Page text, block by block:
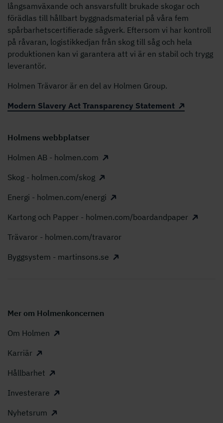
långsamväxande och ansvarsfullt brukade skogar och
förädlas till hållbart byggnadsmaterial på våra fem
spårbarhetscertifierade sågverk. Eftersom vi har kontroll
på råvaran, logistikkedjan från skog till såg och hela
produktionen kan vi garantera att vi är en stabil och trygg
leverantör.
Holmen Trävaror är en del av Holmen Group.
Modern Slavery Act Transparency Statement
Holmens webbplatser
Holmen AB - holmen.com
Skog - holmen.com/skog
Energi - holmen.com/energi
Kartong och Papper - holmen.com/boardandpaper
Trävaror - holmen.com/travaror
Byggsystem - martinsons.se
Mer om Holmenkoncernen
Om Holmen
Karriär
Hållbarhet
Investerare
Nyhetsrum